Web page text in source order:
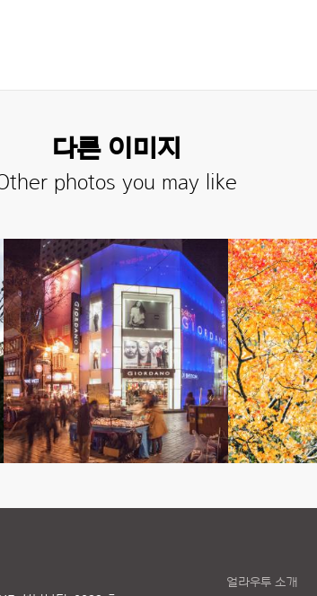
다른 이미지
photos you may like
얼라우투 소개